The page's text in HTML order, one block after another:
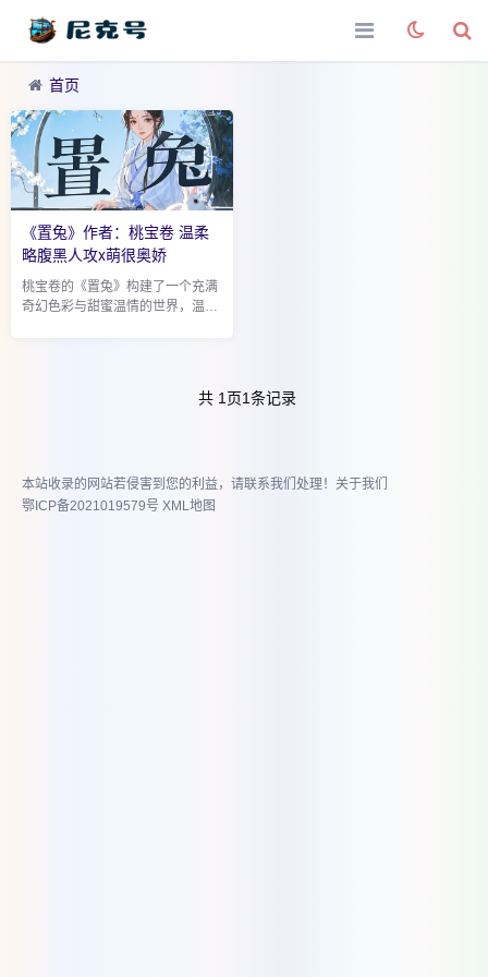
首页
《置兔》作者：桃宝卷 温柔
略腹黑人攻x萌很奥娇
桃宝卷的《置兔》构建了一个充满
奇幻色彩与甜蜜温情的世界，温柔
共 1 页1条记录
本站收录的网站若侵害到您的利益，请联系我们处理！ 关于我们
鄂ICP备2021019579号 XML地图